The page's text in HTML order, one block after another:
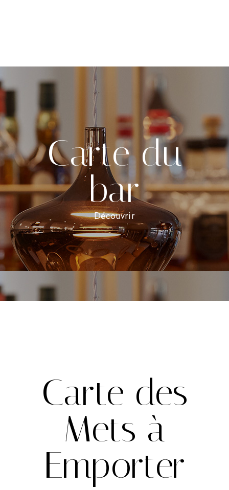
Carte du
bar
Découvrir
Carte des
Mets à
Emporter